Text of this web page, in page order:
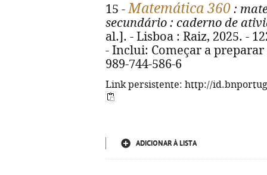
15 -Matemática 360 :
secundário : caderno de
al.]. - Lisboa : Raiz, 2025. -
- Inclui: Começar a preparar
989-744-586-6
Link persistente: http://
ADICIONAR À LISTA